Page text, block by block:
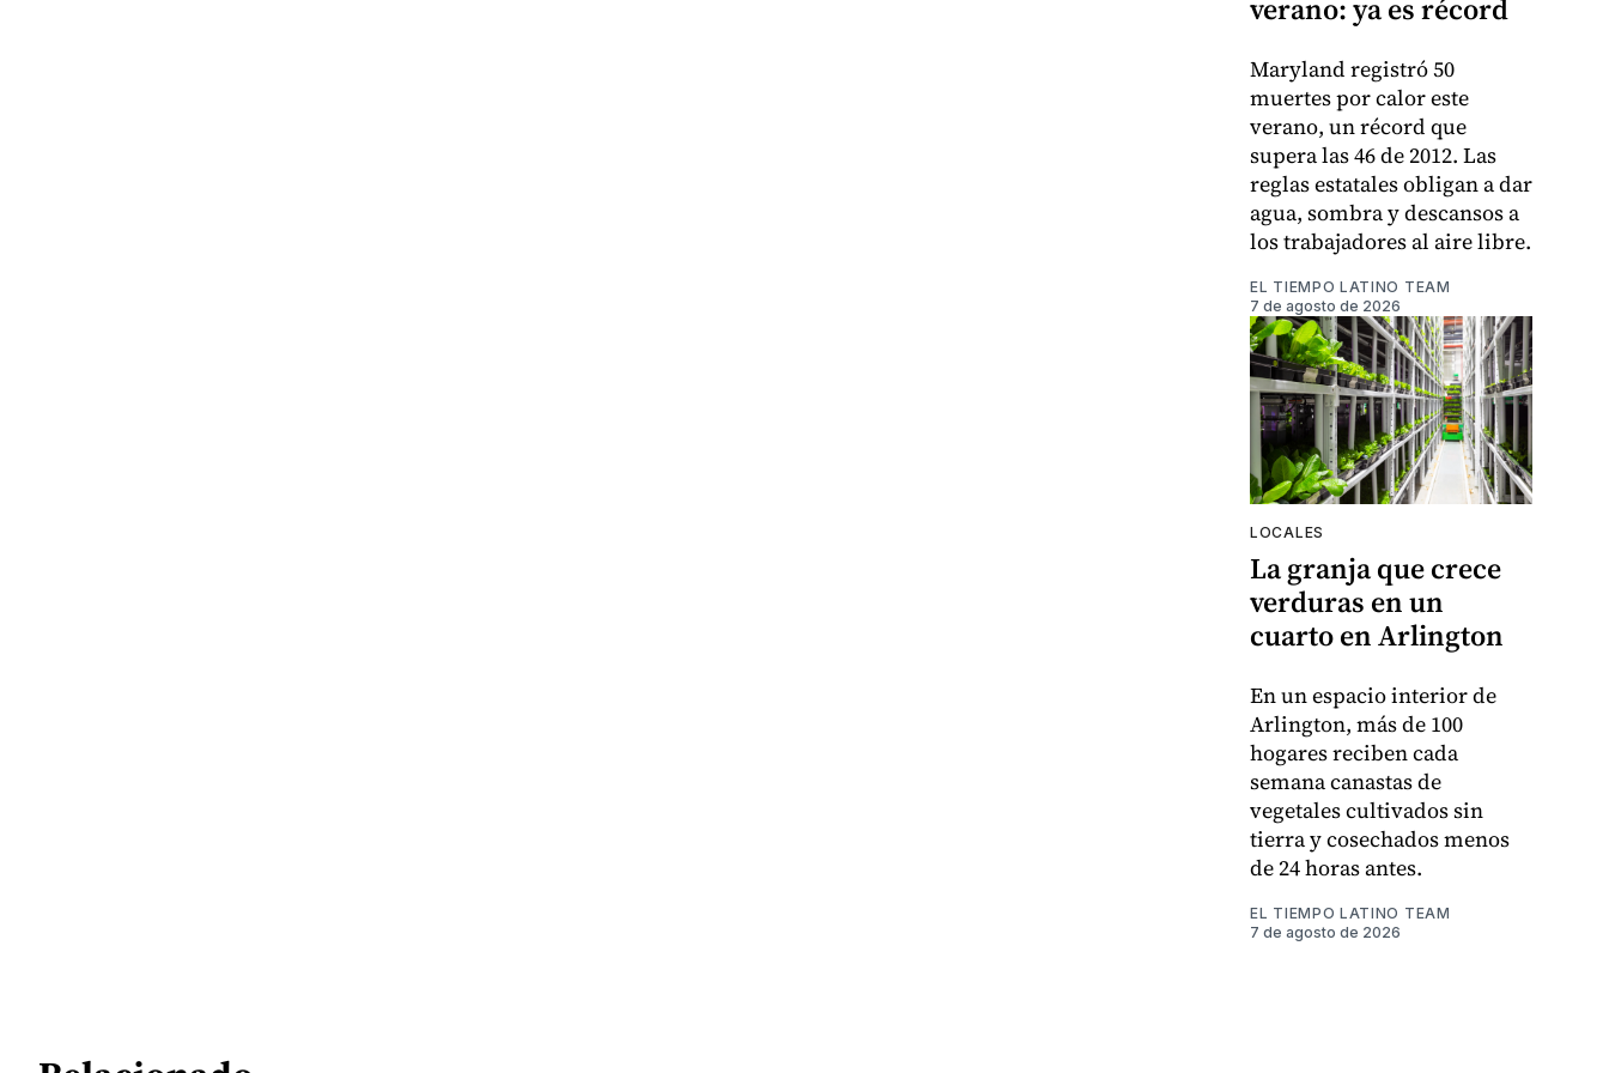
verano: ya es récord
Maryland registró 50
muertes por calor este
verano, un récord que
supera las 46 de 2012. Las
reglas estatales obligan a dar
agua, sombra y descansos a
los trabajadores al aire libre.
EL TIEMPO LATINO TEAM
7 de agosto de 2026
LOCALES
La granja que crece
verduras en un
cuarto en Arlington
En un espacio interior de
Arlington, más de 100
hogares reciben cada
semana canastas de
vegetales cultivados sin
tierra y cosechados menos
de 24 horas antes.
EL TIEMPO LATINO TEAM
7 de agosto de 2026